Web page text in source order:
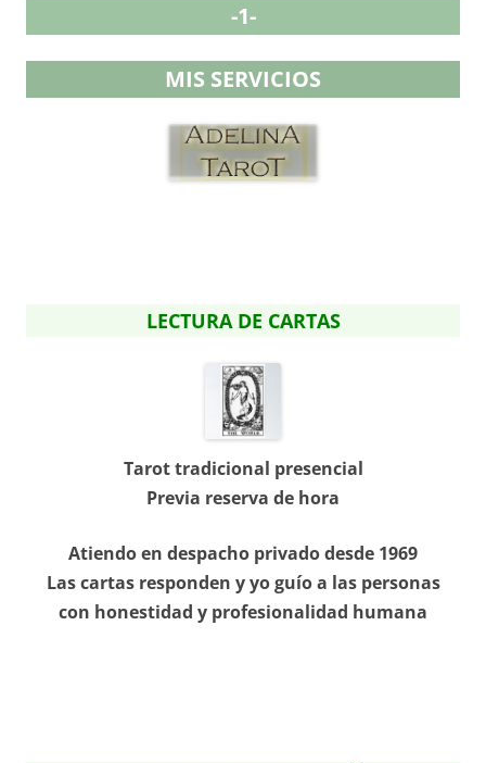
-1-
MIS SERVICIOS
LECTURA DE CARTAS
Tarot tradicional presencial
Previa reserva de hora
Atiendo en despacho privado desde 1969
Las cartas responden y yo guío a las personas
con honestidad y profesionalidad humana